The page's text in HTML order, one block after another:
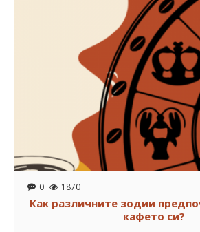
0 1870
Как различните зодии
кафето си?